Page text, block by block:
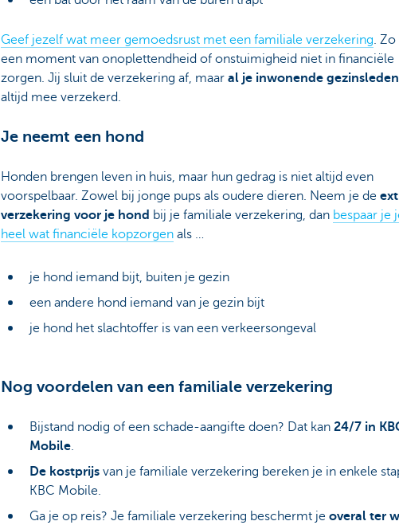
Geef jezelf wat meer gemoedsrust met een familiale verzekering.
een moment van onoplettendheid of onstuimigheid niet in financiële
zorgen. Jij sluit de verzekering af, maar al je inwonende gezinsleden
altijd mee verzekerd.
Je neemt een hond
Honden brengen leven in huis, maar hun gedrag is niet altijd even
voorspelbaar. Zowel bij jonge pups als oudere dieren. Neem je de
verzekering voor je hond bij je familiale verzekering, dan bespaar je
heel wat financiële kopzorgenals …
je hond iemand bijt, buiten je gezin
een andere hond iemand van je gezin bijt
je hond het slachtoffer is van een verkeersongeval
Nog voordelen van een familiale verzekering
Bijstand nodig of een schade-aangifte doen? Dat kan 24/7 in
Mobile.
De kostprijsvan je familiale verzekering bereken je in enkele
KBC Mobile.
Ga je op reis? Je familiale verzekering beschermt je overal ter